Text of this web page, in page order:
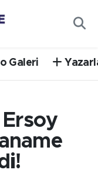
Galeri
Fikstür